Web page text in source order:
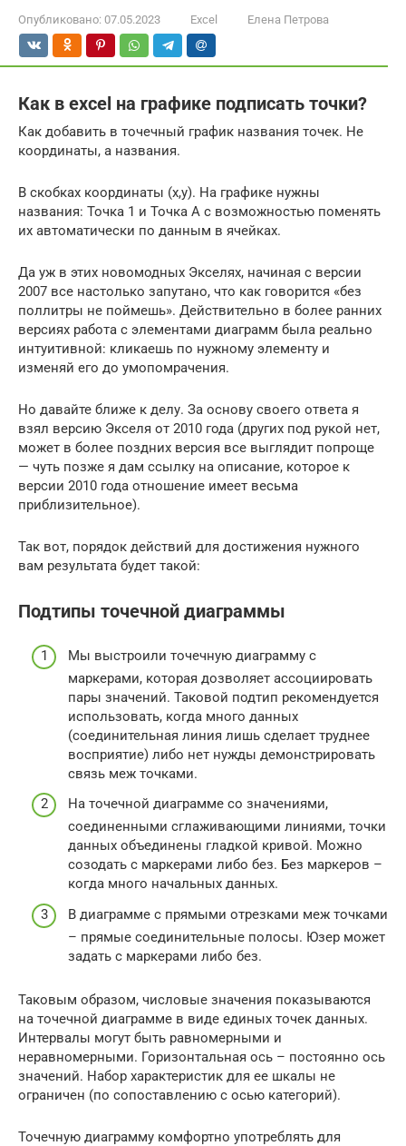
Опубликовано: 07.05.2023 Excel Елена Петрова
Как в excel на графике подписать точки?
Как добавить в точечный график названия точек. Не
координаты, а названия.
В скобках координаты (х,у). На графике нужны
названия: Точка 1 и Точка А с возможностью поменять
их автоматически по данным в ячейках.
Да уж в этих новомодных Экселях, начиная с версии
2007 все настолько запутано, что как говорится «без
поллитры не поймешь». Действительно в более ранних
версиях работа с элементами диаграмм была реально
интуитивной: кликаешь по нужному элементу и
изменяй его до умопомрачения.
Но давайте ближе к делу. За основу своего ответа я
взял версию Экселя от 2010 года (других под рукой нет,
может в более поздних версия все выглядит попроще
— чуть позже я дам ссылку на описание, которое к
версии 2010 года отношение имеет весьма
приблизительное).
Так вот, порядок действий для достижения нужного
вам результата будет такой:
Подтипы точечной диаграммы
Мы выстроили точечную диаграмму с
маркерами, которая дозволяет ассоциировать
пары значений. Таковой подтип рекомендуется
использовать, когда много данных
(соединительная линия лишь сделает труднее
восприятие) либо нет нужды демонстрировать
связь меж точками.
На точечной диаграмме со значениями,
соединенными сглаживающими линиями, точки
данных объединены гладкой кривой. Можно
созодать с маркерами либо без. Без маркеров –
когда много начальных данных.
В диаграмме с прямыми отрезками меж точками
– прямые соединительные полосы. Юзер может
задать с маркерами либо без.
Таковым образом, числовые значения показываются
на точечной диаграмме в виде единых точек данных.
Интервалы могут быть равномерными и
неравномерными. Горизонтальная ось – постоянно ось
значений. Набор характеристик для ее шкалы не
ограничен (по сопоставлению с осью категорий).
Точечную диаграмму комфортно употреблять для